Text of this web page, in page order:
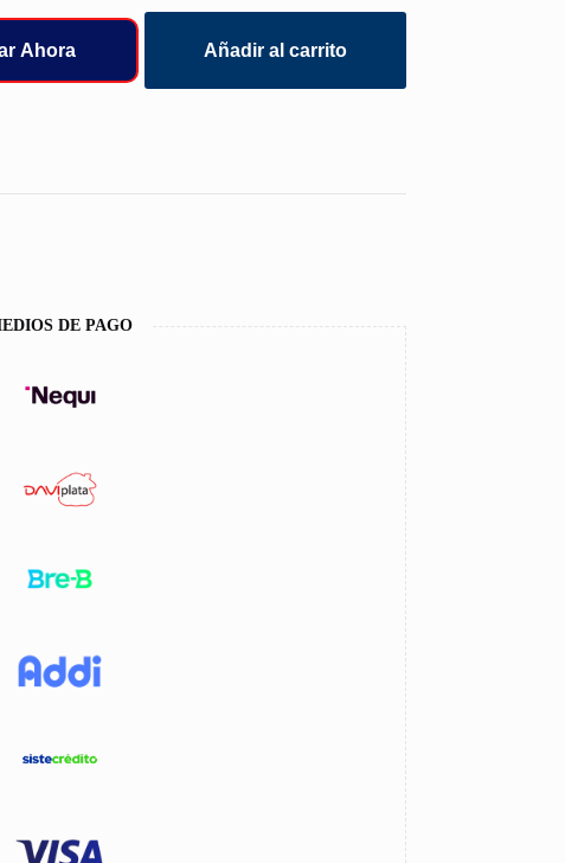
Ahora Añadir al carrito
DE PAGO